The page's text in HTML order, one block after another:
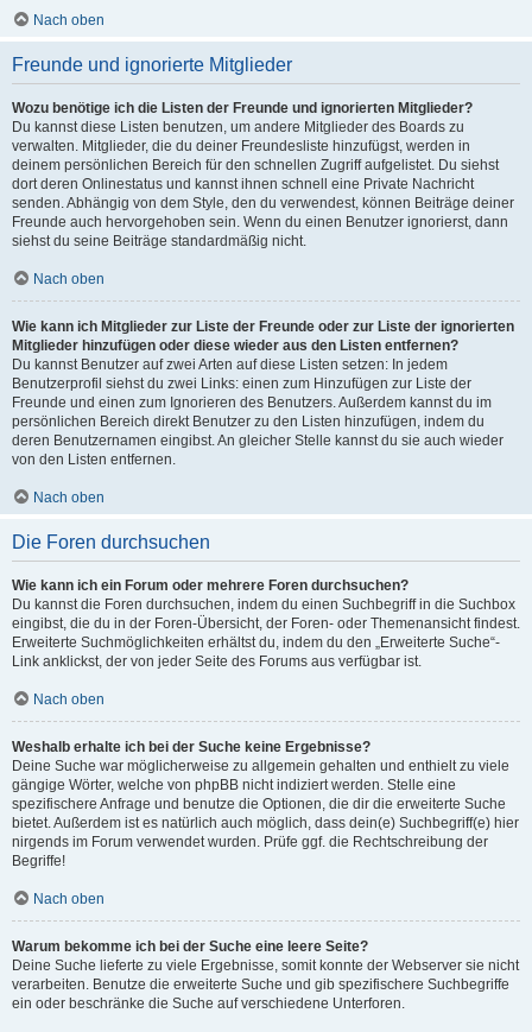
Nach oben
Freunde und ignorierte Mitglieder
Wozu benötige ich die Listen der Freunde und ignorierten Mitglieder?
Du kannst diese Listen benutzen, um andere Mitglieder des Boards zu
verwalten. Mitglieder, die du deiner Freundesliste hinzufügst, werden in
deinem persönlichen Bereich für den schnellen Zugriff aufgelistet. Du siehst
dort deren Onlinestatus und kannst ihnen schnell eine Private Nachricht
senden. Abhängig von dem Style, den du verwendest, können Beiträge deiner
Freunde auch hervorgehoben sein. Wenn du einen Benutzer ignorierst, dann
siehst du seine Beiträge standardmäßig nicht.
Nach oben
Wie kann ich Mitglieder zur Liste der Freunde oder zur Liste der ignorierten
Mitglieder hinzufügen oder diese wieder aus den Listen entfernen?
Du kannst Benutzer auf zwei Arten auf diese Listen setzen: In jedem
Benutzerprofil siehst du zwei Links: einen zum Hinzufügen zur Liste der
Freunde und einen zum Ignorieren des Benutzers. Außerdem kannst du im
persönlichen Bereich direkt Benutzer zu den Listen hinzufügen, indem du
deren Benutzernamen eingibst. An gleicher Stelle kannst du sie auch wieder
von den Listen entfernen.
Nach oben
Die Foren durchsuchen
Wie kann ich ein Forum oder mehrere Foren durchsuchen?
Du kannst die Foren durchsuchen, indem du einen Suchbegriff in die Suchbox
eingibst, die du in der Foren-Übersicht, der Foren- oder Themenansicht findest.
Erweiterte Suchmöglichkeiten erhältst du, indem du den „Erweiterte Suche“-
Link anklickst, der von jeder Seite des Forums aus verfügbar ist.
Nach oben
Weshalb erhalte ich bei der Suche keine Ergebnisse?
Deine Suche war möglicherweise zu allgemein gehalten und enthielt zu viele
gängige Wörter, welche von phpBB nicht indiziert werden. Stelle eine
spezifischere Anfrage und benutze die Optionen, die dir die erweiterte Suche
bietet. Außerdem ist es natürlich auch möglich, dass dein(e) Suchbegriff(e) hier
nirgends im Forum verwendet wurden. Prüfe ggf. die Rechtschreibung der
Begriffe!
Nach oben
Warum bekomme ich bei der Suche eine leere Seite?
Deine Suche lieferte zu viele Ergebnisse, somit konnte der Webserver sie nicht
verarbeiten. Benutze die erweiterte Suche und gib spezifischere Suchbegriffe
ein oder beschränke die Suche auf verschiedene Unterforen.